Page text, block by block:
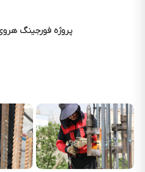
پروژه فورجینگ